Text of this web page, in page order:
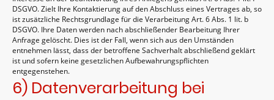
DSGVO. Zielt Ihre Kontaktierung auf den Abschluss eines Vertrages ab, so
ist zusätzliche Rechtsgrundlage für die Verarbeitung Art. 6 Abs. 1 lit. b
DSGVO. Ihre Daten werden nach abschließender Bearbeitung Ihrer
Anfrage gelöscht. Dies ist der Fall, wenn sich aus den Umständen
entnehmen lässt, dass der betroffene Sachverhalt abschließend geklärt
ist und sofern keine gesetzlichen Aufbewahrungspflichten
entgegenstehen.
6) Datenverarbeitung bei